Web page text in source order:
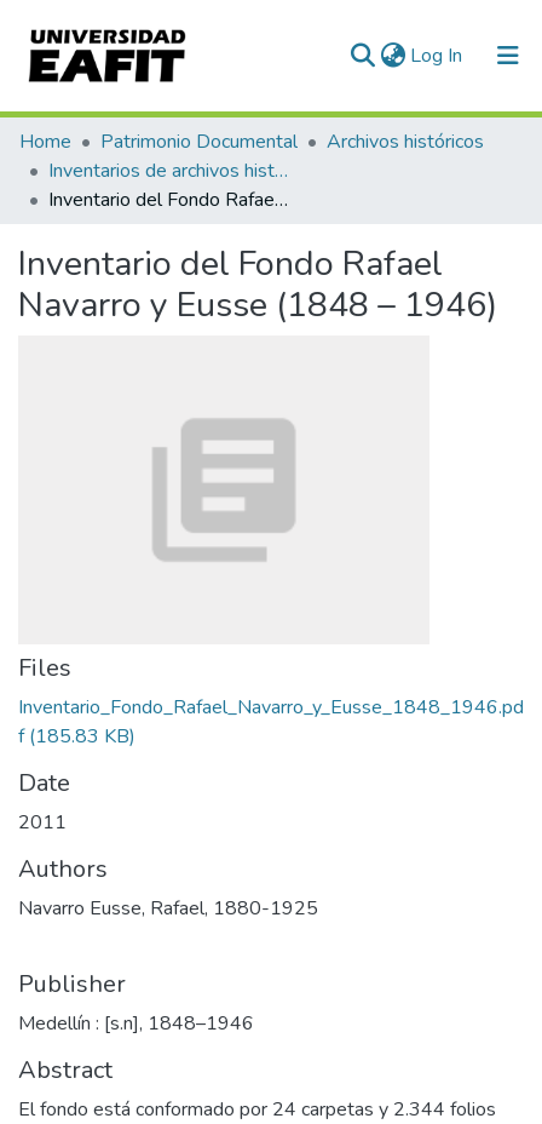
Log In (current)
Communities & Collections
All of DSpace
Home Patrimonio Documental
Archivos históricos
Inventarios de archivos históricos
Inventario del Fondo Rafael Navarro y Eusse (1848 – 1946)
Inventario del Fondo Rafael
Navarro y Eusse (1848 – 1946)
Files
Inventario_Fondo_Rafael_Navarro_y_Eusse_1848_1946.pd
f(185.83 KB)
Date
2011
Authors
Navarro Eusse, Rafael, 1880-1925
Publisher
Medellín : [s.n], 1848–1946
Abstract
El fondo está conformado por 24 carpetas y 2.344 folios